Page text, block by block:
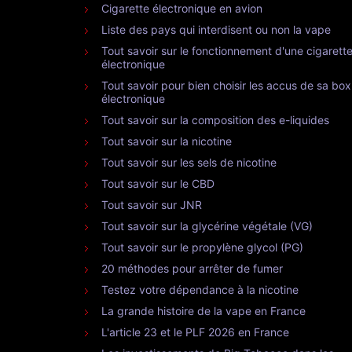
Cigarette électronique en avion
Liste des pays qui interdisent ou non la vape
Tout savoir sur le fonctionnement d'une cigarette
électronique
Tout savoir pour bien choisir les accus de sa box
électronique
Tout savoir sur la composition des e-liquides
Tout savoir sur la nicotine
Tout savoir sur les sels de nicotine
Tout savoir sur le CBD
Tout savoir sur JNR
Tout savoir sur la glycérine végétale (VG)
Tout savoir sur le propylène glycol (PG)
20 méthodes pour arrêter de fumer
Testez votre dépendance à la nicotine
La grande histoire de la vape en France
L'article 23 et le PLF 2026 en France